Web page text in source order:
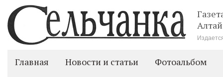
Главная Новости и статьи
Фотоальбом